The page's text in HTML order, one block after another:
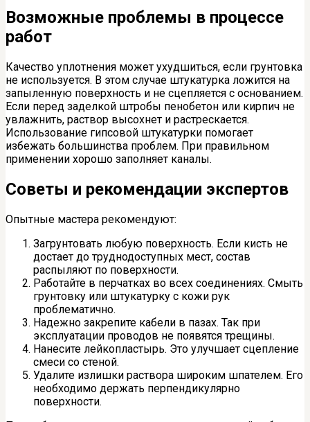
Возможные проблемы в процессе
работ
Качество уплотнения может ухудшиться, если грунтовка
не используется. В этом случае штукатурка ложится на
запыленную поверхность и не сцепляется с основанием.
Если перед заделкой штробы пенобетон или кирпич не
увлажнить, раствор высохнет и растрескается.
Использование гипсовой штукатурки помогает
избежать большинства проблем. При правильном
применении хорошо заполняет каналы.
Советы и рекомендации экспертов
Опытные мастера рекомендуют:
Загрунтовать любую поверхность. Если кисть не
достает до труднодоступных мест, состав
распыляют по поверхности.
Работайте в перчатках во всех соединениях. Смыть
грунтовку или штукатурку с кожи рук
проблематично.
Надежно закрепите кабели в пазах. Так при
эксплуатации проводов не появятся трещины.
Нанесите лейкопластырь. Это улучшает сцепление
смеси со стеной.
Удалите излишки раствора широким шпателем. Его
необходимо держать перпендикулярно
поверхности.